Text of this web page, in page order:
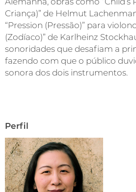
Criança)” de Helmut
“Pression (Pressão)” para
(Zodíaco)” de Karlheinz
sonoridades que desafiam a
fazendo com que o público
sonora dos dois instrumentos.
Perfil